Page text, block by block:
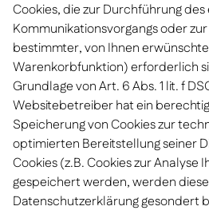
Cookies, die zur Durchführung
Kommunikationsvorgangs oder
bestimmter, von Ihnen
Warenkorbfunktion) erforderlich
Grundlage von Art. 6 Abs. 1 lit. f
Websitebetreiber hat ein
Speicherung von Cookies zur
optimierten Bereitstellung seiner
Cookies (z.B. Cookies zur Analyse
gespeichert werden, werden
Datenschutzerklärung gesondert